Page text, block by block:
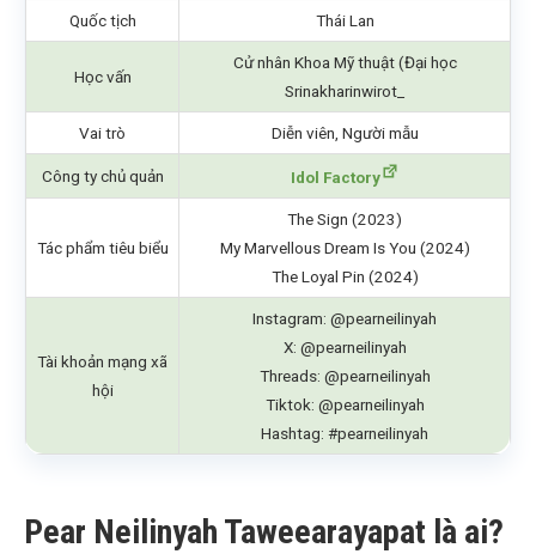
Quốc tịch Thái Lan
Học vấn
Cử nhân Khoa Mỹ thuật (Đại học
Srinakharinwirot_
Vai trò Diễn viên, Người mẫu
Công ty chủ quản Idol Factory
Tác phẩm tiêu biểu
The Sign (2023)
My Marvellous Dream Is You (2024)
The Loyal Pin (2024)
Tài khoản mạng xã
hội
Instagram: @pearneilinyah
X: @pearneilinyah
Threads: @pearneilinyah
Tiktok: @pearneilinyah
Hashtag: #pearneilinyah
Pear Neilinyah Taweearayapat là ai?